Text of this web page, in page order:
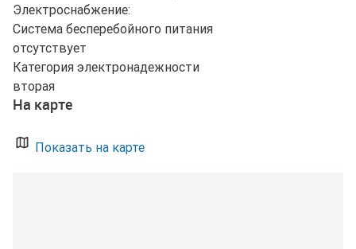
Электроснабжение:
Система бесперебойного питания
отсутствует
Категория электронадежности
вторая
На карте
Показать на карте